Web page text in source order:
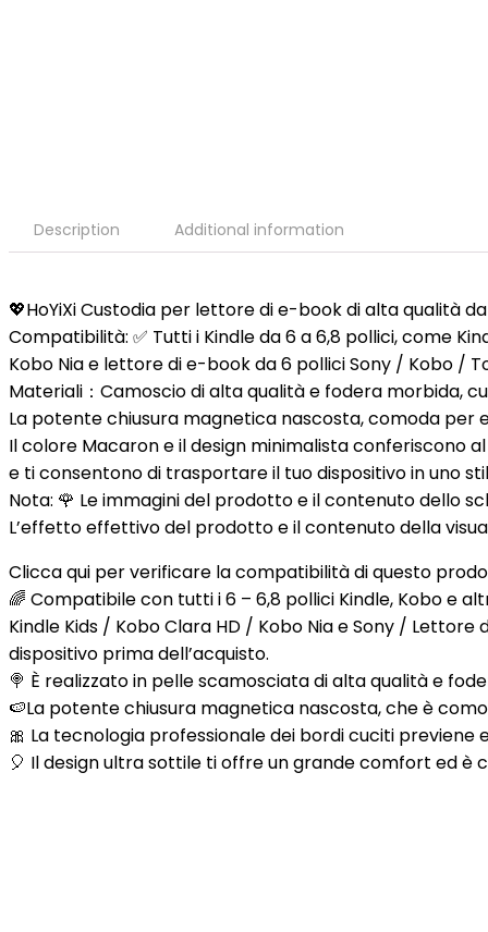
Description Additional information
💖HoYiXi Custodia per lettore di e-book di alta qualità
Compatibilità: ✅ Tutti i Kindle da 6 a 6,8 pollici, come
Kobo Nia e lettore di e-book da 6 pollici Sony / Kobo /
Materiali： Camoscio di alta qualità e fodera morbida,
La potente chiusura magnetica nascosta, comoda per
Il colore Macaron e il design minimalista conferiscono
e ti consentono di trasportare il tuo dispositivo in uno
Nota: 🌹 Le immagini del prodotto e il contenuto dello
L’effetto effettivo del prodotto e il contenuto della
Clicca qui per verificare la compatibilità di questo
🌈 Compatibile con tutti i 6 – 6,8 pollici Kindle, Kobo e
Kindle Kids / Kobo Clara HD / Kobo Nia e Sony /
dispositivo prima dell’acquisto.
🍭 È realizzato in pelle scamosciata di alta qualità e
🍉La potente chiusura magnetica nascosta, che è
🎀 La tecnologia professionale dei bordi cuciti
🎈 Il design ultra sottile ti offre un grande comfort ed